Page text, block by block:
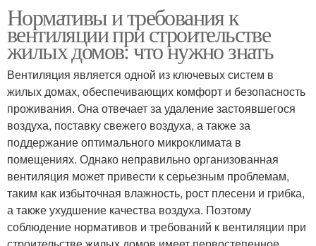
Нормативы и требования к
вентиляции при строительстве
жилых домов: что нужно знать
Вентиляция является одной из ключевых систем в
жилых домах, обеспечивающих комфорт и безопасность
проживания. Она отвечает за удаление застоявшегося
воздуха, поставку свежего воздуха, а также за
поддержание оптимального микроклимата в
помещениях. Однако неправильно организованная
вентиляция может привести к серьезным проблемам,
таким как избыточная влажность, рост плесени и грибка,
а также ухудшение качества воздуха. Поэтому
соблюдение нормативов и требований к вентиляции при